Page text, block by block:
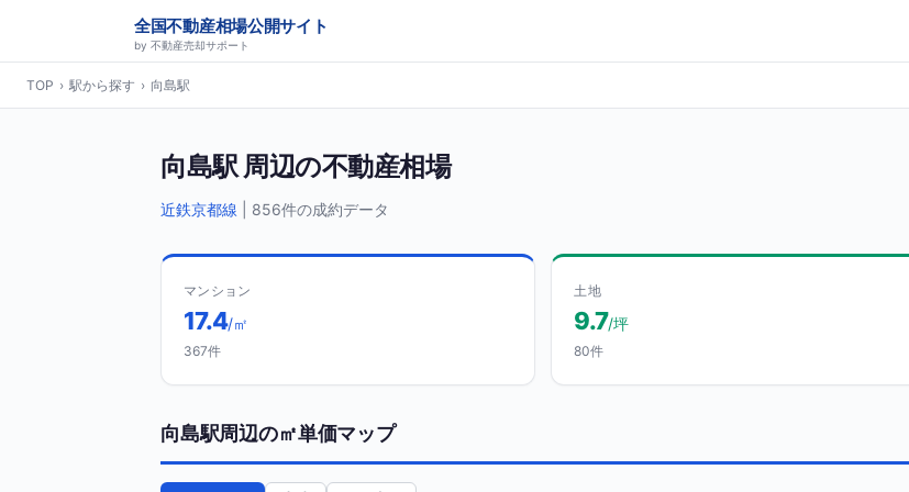
全国不動産相場公開サイト
by 不動産売却サポート
TOP › 駅から探す › 向島駅
向島駅 周辺の不動産相場
近鉄京都線 | 856件の成約データ
マンション
17.4/㎡
367件
土地
9.7/坪
80件
向島駅周辺の㎡単価マップ